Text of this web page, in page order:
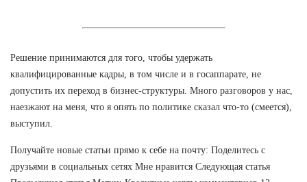
Решение принимаются для того, чтобы удержать
квалифицированные кадры, в том числе и в госаппарате, не
допустить их переход в бизнес-структуры. Много разговоров у нас,
наезжают на меня, что я опять по политике сказал что-то (смеется),
выступил.
Получайте новые статьи прямо к себе на почту: Поделитесь с
друзьями в социальных сетях Мне нравится Следующая статья